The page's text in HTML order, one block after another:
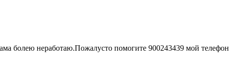
болею неработаю.Пожалусто помогите 900243439 мой телефон